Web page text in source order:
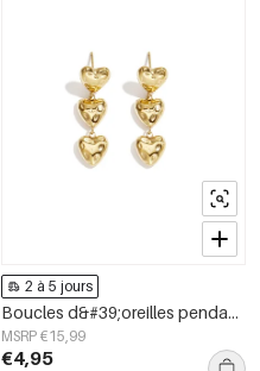
2 à 5 jours
Boucles d&#39;oreilles pendantes en acier inoxydable en forme de cœur, collection Simple Daily Simple, bijoux pour femmes
MSRP €15,99
€4,95